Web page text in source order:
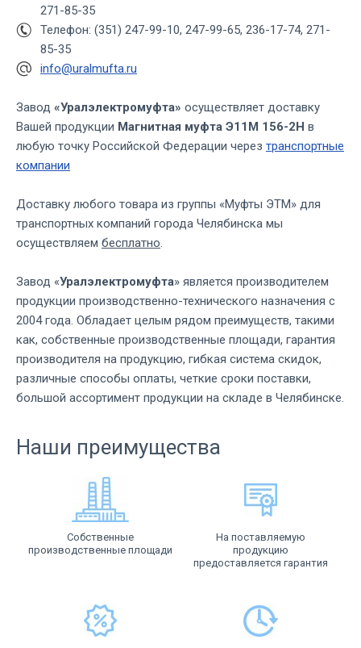
271-85-35
Телефон: (351) 247-99-10, 247-99-65, 236-17-74, 271-
85-35
info@uralmufta.ru
Завод «Уралэлектромуфта» осуществляет доставку
Вашей продукции Магнитная муфта Э11М 156-2Н в
любую точку Российской Федерации через транспортные
компании
Доставку любого товара из группы «Муфты ЭТМ» для
транспортных компаний города Челябинска мы
осуществляем бесплатно.
Завод «Уралэлектромуфта» является производителем
продукции производственно-технического назначения с
2004 года. Обладает целым рядом преимуществ, такими
как, собственные производственные площади, гарантия
производителя на продукцию, гибкая система скидок,
различные способы оплаты, четкие сроки поставки,
большой ассортимент продукции на складе в Челябинске.
Наши преимущества
Собственные
производственные площади
На поставляемую
продукцию
предоставляется гарантия